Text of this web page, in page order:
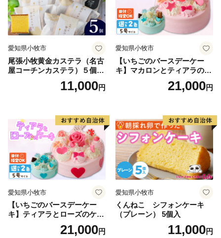
て◆
横浜市は、令和７年９月26日付で総務大臣から「ふる
さと納税」の対象となる地方団体として指定されまし
た。総務大臣の指定により、横浜市へのふるさと納税
は、所得税と個人住民税の控除対象となります。
愛知県小牧市
尾張小牧黄金カステラ（名古
屋コーチンカステラ）５個入
名古屋コーチン カステラ ザ
ラメ 常温 愛知県 小牧市 アン
11,000円
愛知県小牧市
【いちごのバースデーケー
キ】マカロンとティアラのケ
ーキ スイーツ 日時指定可 デ
ザート 洋菓子 お取り寄せ 愛
デコレーションケーキ ホー
ルケーキ
21,000円
愛知県小牧市
【いちごのバースデーケー
キ】ティアラとローズのケー
キ スイーツ デザート 洋菓
子 お取り寄せ 愛知県 小牧市
21,000円
愛知県小牧市
くんねこ シフォンケーキ
（プレーン） 5個入
11,000円